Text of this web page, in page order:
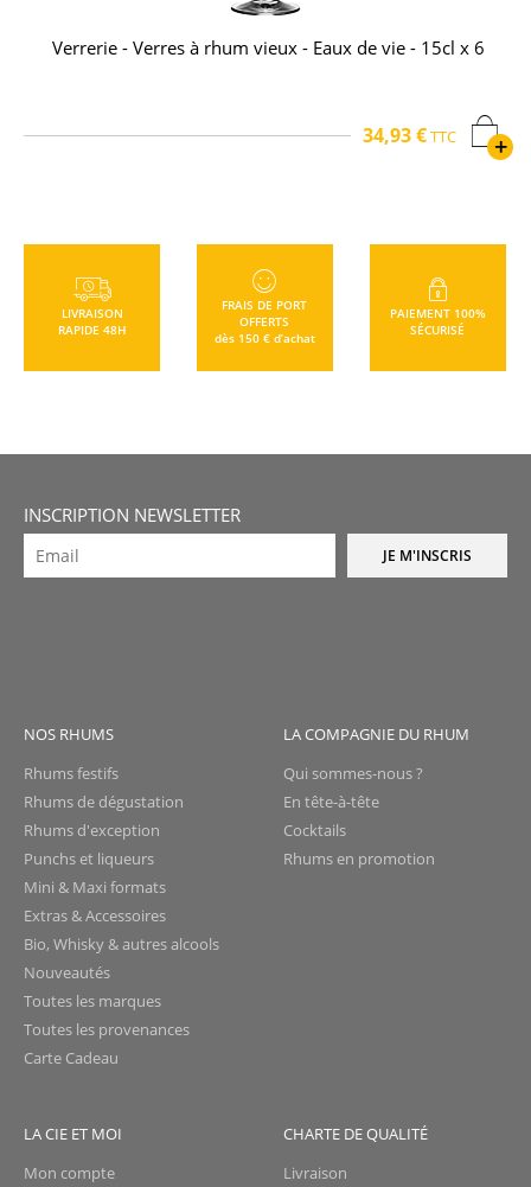
Verrerie - Verres à rhum vieux - Eaux de vie - 15cl x 6
+
34,93 €TTC
LIVRAISON
RAPIDE 48H
FRAIS DE PORT
OFFERTS
dès 150 € d’achat
PAIEMENT 100%
SÉCURISÉ
INSCRIPTION NEWSLETTER
JE M'INSCRIS
NOS RHUMS
Rhums festifs
Rhums de dégustation
Rhums d'exception
Punchs et liqueurs
Mini & Maxi formats
Extras & Accessoires
Bio, Whisky & autres alcools
Nouveautés
Toutes les marques
Toutes les provenances
Carte Cadeau
LA COMPAGNIE DU RHUM
Qui sommes-nous ?
En tête-à-tête
Cocktails
Rhums en promotion
LA CIE ET MOI
Mon compte
CHARTE DE QUALITÉ
Livraison